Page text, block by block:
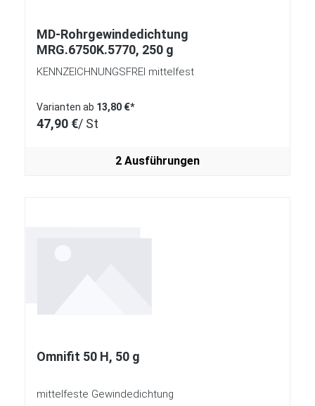
MD-Rohrgewindedichtung
MRG.6750K.5770, 250 g
KENNZEICHNUNGSFREI mittelfest
Varianten ab 13,80 €*
47,90 €/ St
2 Ausführungen
Omnifit 50 H, 50 g
mittelfeste Gewindedichtung